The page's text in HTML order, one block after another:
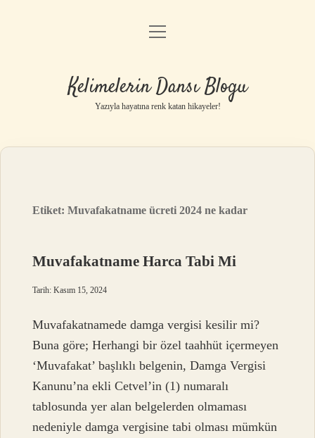
Anasayfa
Yasal Uyarı
menüyü
Kelimelerin Dansı Blogu
Yazıyla hayatına renk katan hikayeler!
Etiket:Muvafakatname ücreti 2024 ne kadar
Muvafakatname Harca Tabi Mi
Tarih: Kasım 15, 2024
Muvafakatnamede damga vergisi kesilir mi?
Buna göre; Herhangi bir özel taahhüt içermeyen
‘Muvafakat’ başlıklı belgenin, Damga Vergisi
Kanunu’na ekli Cetvel’in (1) numaralı
tablosunda yer alan belgelerden olmaması
nedeniyle damga vergisine tabi olması mümkün